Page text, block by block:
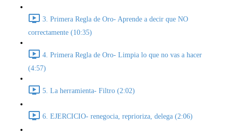
3. Primera Regla de Oro- Aprende a decir que NO
correctamente (10:35)
4. Primera Regla de Oro- Limpia lo que no vas a hacer
(4:57)
5. La herramienta- Filtro (2:02)
6. EJERCICIO- renegocia, reprioriza, delega (2:06)